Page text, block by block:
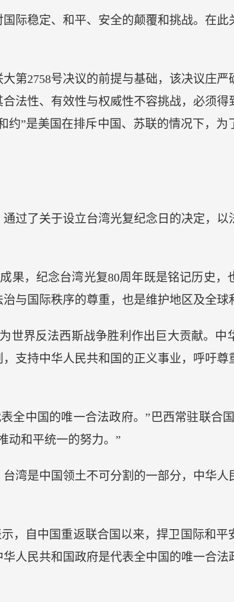
稳定、和平、安全的颠覆和挑战。在此
2758号决议的前提与基础，该决议庄严
法性、有效性与权威性不容挑战，必须得
约”是美国在排斥中国、苏联的情况下，
了关于设立台湾光复纪念日的决定，以
，纪念台湾光复80周年既是铭记历史，
与国际秩序的尊重，也是维护地区及全球
界反法西斯战争胜利作出巨大贡献。中
支持中华人民共和国的正义事业，呼吁尊
中国的唯一合法政府。”巴西常驻联合
动和平统一的努力。”
是中国领土不可分割的一部分，中华人
自中国重返联合国以来，捍卫国际和平
人民共和国政府是代表全中国的唯一合法